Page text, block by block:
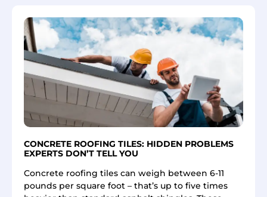
CONCRETE ROOFING TILES: HIDDEN PROBLEMS
EXPERTS DON’T TELL YOU
Concrete roofing tiles can weigh between 6-11
pounds per square foot – that’s up to five times